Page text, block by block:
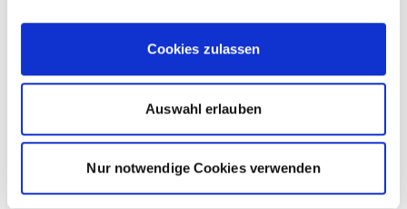
Cookies zulassen
Auswahl erlauben
Nur notwendige Cookies verwenden